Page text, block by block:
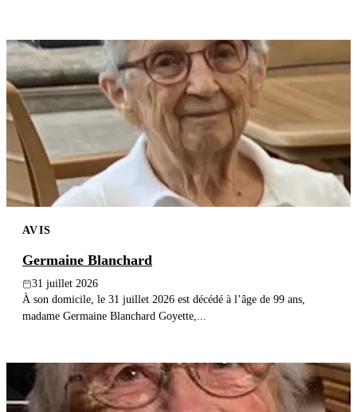
AVIS
Germaine Blanchard
31 juillet 2026
À son domicile, le 31 juillet 2026 est décédé à l’âge de 99 ans,
madame Germaine Blanchard Goyette,...